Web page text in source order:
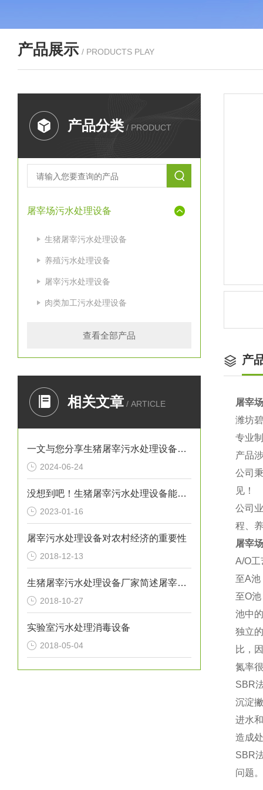
产品展示 / PRODUCTS PLAY
产品分类 / PRODUCT
屠宰场污水处理设备
生猪屠宰污水处理设备
养殖污水处理设备
屠宰污水处理设备
肉类加工污水处理设备
查看全部产品
相关文章 / ARTICLE
一文与您分享生猪屠宰污水处理设备的常见故障相应解决方法
2024-06-24
没想到吧！生猪屠宰污水处理设备能起到这么重要的作用
2023-01-16
屠宰污水处理设备对农村经济的重要性
2018-12-13
生猪屠宰污水处理设备厂家简述屠宰废水如何进行预处理
2018-10-27
实验室污水处理消毒设备
2018-05-04
产
屠宰
潍坊
专业
产品
公司
见！
公司
程、
屠宰
A/O
至A池
至O
池中
独立
比，
氮率
SBR
沉淀
进水
造成
SBR
问题。